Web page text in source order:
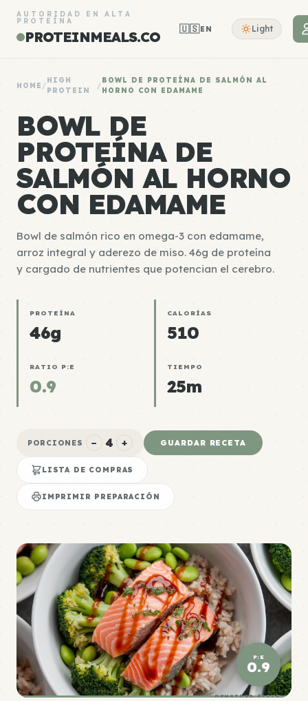
AUTORIDAD EN ALTA
PROTEÍNA
PROTEINMEALS.CO 🇺🇸EN Light
HOME /
HIGH
PROTEIN
/
BOWL DE PROTEÍNA DE SALMÓN AL
HORNO CON EDAMAME
BOWL DE
PROTEÍNA DE
SALMÓN AL HORNO
CON EDAMAME
Bowl de salmón rico en omega-3 con edamame,
arroz integral y aderezo de miso. 46g de proteína
y cargado de nutrientes que potencian el cerebro.
PROTEÍNA
46g
CALORÍAS
510
RATIO P:E
0.9
TIEMPO
25m
PORCIONES − 4 + GUARDAR RECETA
LISTA DE COMPRAS
IMPRIMIR PREPARACIÓN
P:E
0.9
DENSIDAD ÉLITE